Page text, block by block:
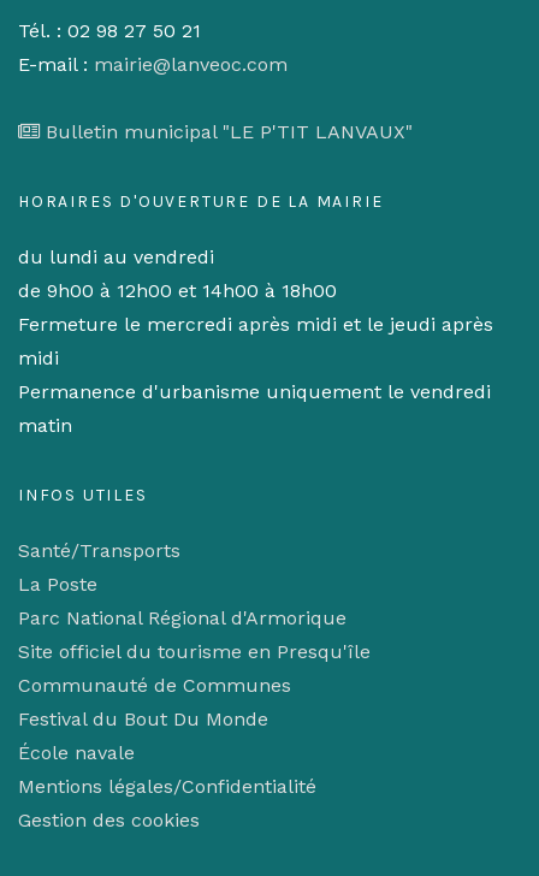
Tél. : 02 98 27 50 21
E-mail : mairie@lanveoc.com
Bulletin municipal "LE P'TIT LANVAUX"
HORAIRES D'OUVERTURE DE LA MAIRIE
du lundi au vendredi
de 9h00 à 12h00 et 14h00 à 18h00
Fermeture le mercredi après midi et le jeudi après
midi
Permanence d'urbanisme uniquement le vendredi
matin
INFOS UTILES
Santé/Transports
La Poste
Parc National Régional d'Armorique
Site officiel du tourisme en Presqu'île
Communauté de Communes
Festival du Bout Du Monde
École navale
Mentions légales/Confidentialité
Gestion des cookies